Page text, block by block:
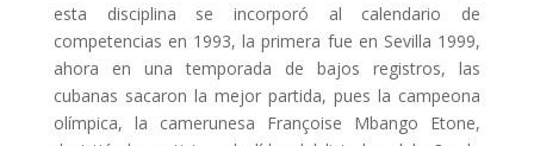
esta disciplina se incorporó al calendario de
competencias en 1993, la primera fue en Sevilla 1999,
ahora en una temporada de bajos registros, las
cubanas sacaron la mejor partida, pues la campeona
olímpica, la camerunesa Françoise Mbango Etone,